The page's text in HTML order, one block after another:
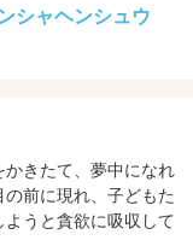
シャヘンシュウ
きたて、夢中になれ
前に現れ、子どもた
うと貪欲に吸収して